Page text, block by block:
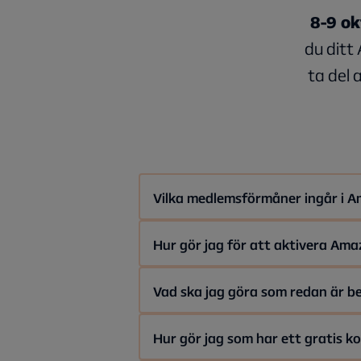
8-9
du ditt
ta del
Vilka medlemsförmåner ingår i
Med Amazon Prime får du tillgång
svenska serier och program såsom
Ett medlemsskap hos Amazon
Hur gör jag för att aktivera
Gå in på Min sida. Under avsnittet
Aktivera. Följ sedan
av dina valbara streamingtjänster
Vad ska jag göra som redan är
För att kunna aktivera Amazon
Prime eller via en annan operatör.
Hur gör jag som har ett gratis